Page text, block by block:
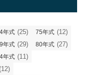
年式 (25) 75年式 (12)
年式 (29) 80年式 (27)
年式 (11)